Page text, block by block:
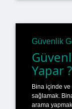
Güvenlik
Yapar ?
Bina içinde ve
sağlamak.
arama